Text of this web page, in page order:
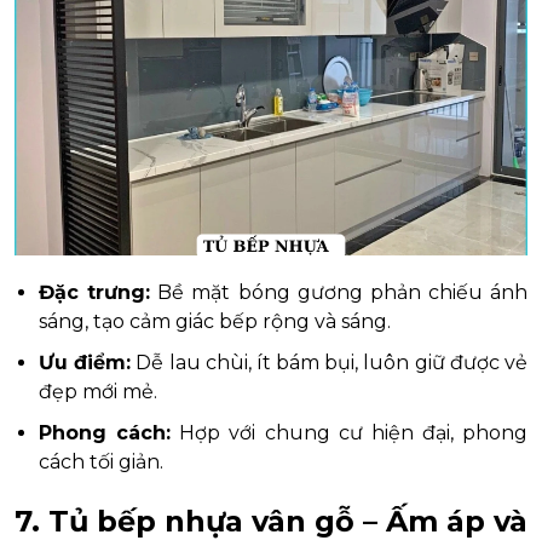
Đặc trưng: Bề mặt bóng gương phản chiếu ánh
sáng, tạo cảm giác bếp rộng và sáng.
Ưu điểm: Dễ lau chùi, ít bám bụi, luôn giữ được vẻ
đẹp mới mẻ.
Phong cách: Hợp với chung cư hiện đại, phong
cách tối giản.
7. Tủ bếp nhựa vân gỗ – Ấm áp và